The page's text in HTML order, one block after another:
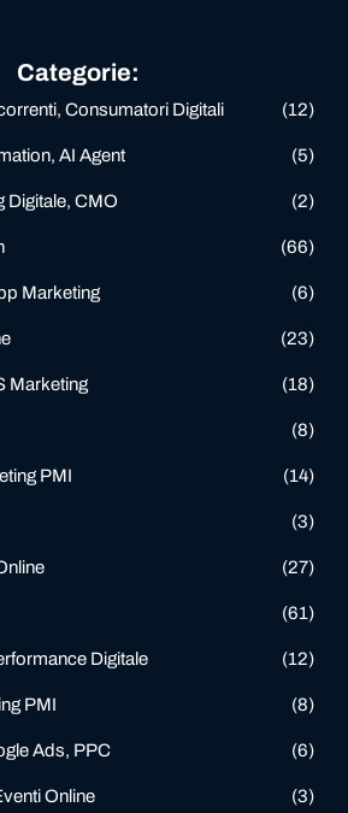
Categorie:
Consumatori Digitali (12)
AI Agent (5)
Digitale, CMO (2)
(66)
Marketing (6)
(23)
Marketing (18)
(8)
PMI (14)
(3)
(27)
(61)
Digitale (12)
PMI (8)
Ads, PPC (6)
Online (3)